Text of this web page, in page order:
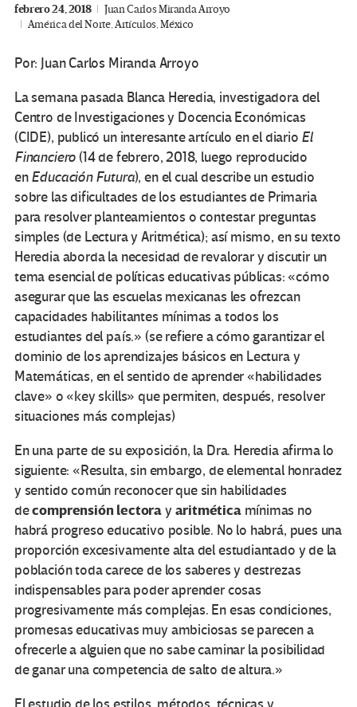
febrero 24, 2018
Juan Carlos Miranda Arroyo
América del Norte,Artículos,México
Por: Juan Carlos Miranda Arroyo
La semana pasada Blanca Heredia, investigadora del
Centro de Investigaciones y Docencia Económicas
(CIDE), publicó un interesante artículo en el diario El
Financiero(14 de febrero, 2018, luego reproducido
enEducación Futura), en el cual describe un estudio
sobre las dificultades de los estudiantes de Primaria
para resolver planteamientos o contestar preguntas
simples (de Lectura y Aritmética); así mismo, en su texto
Heredia aborda la necesidad de revalorar y discutir un
tema esencial de políticas educativas públicas: «cómo
asegurar que las escuelas mexicanas les ofrezcan
capacidades habilitantes mínimas a todos los
estudiantes del país.» (se refiere a cómo garantizar el
dominio de los aprendizajes básicos en Lectura y
Matemáticas, en el sentido de aprender «habilidades
clave» o «key skills» que permiten, después, resolver
situaciones más complejas)
En una parte de su exposición, la Dra. Heredia afirma lo
siguiente: «Resulta, sin embargo, de elemental honradez
y sentido común reconocer que sin habilidades
decomprensión lectoray aritméticamínimas no
habrá progreso educativo posible. No lo habrá, pues una
proporción excesivamente alta del estudiantado y de la
población toda carece de los saberes y destrezas
indispensables para poder aprender cosas
progresivamente más complejas. En esas condiciones,
promesas educativas muy ambiciosas se parecen a
ofrecerle a alguien que no sabe caminar la posibilidad
de ganar una competencia de salto de altura.»